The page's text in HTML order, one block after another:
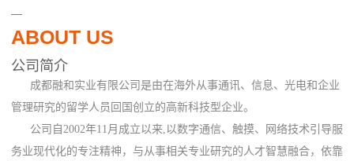
ABOUT US
公司简介
成都融和实业有限公司是由在海外从事通讯、信息、光电和企业
管理研究的留学人员回国创立的高新科技型企业。
公司自2002年11月成立以来,以数字通信、触摸、网络技术引导服
务业现代化的专注精神，与从事相关专业研究的人才智慧融合，依靠